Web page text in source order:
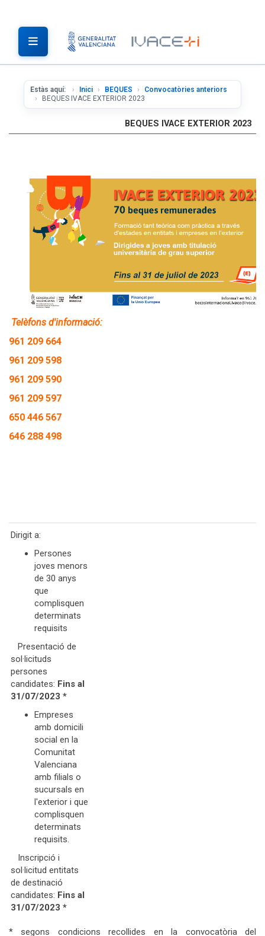
Estàs aquí: Inici BEQUES
Convocatòries anteriors
BEQUES IVACE EXTERIOR 2023
BEQUES IVACE EXTERIOR 2023
Telèfons d'informació:
961 209 664
961 209 598
961 209 590
961 209 597
650 446 567
646 288 498
Dirigit a:
Persones
joves menors
de 30 anys
que
complisquen
determinats
requisits
Presentació de
sol·licituds
persones
candidates: Fins al
31/07/2023 *
Empreses
amb domicili
social en la
Comunitat
Valenciana
amb filials o
sucursals en
l'exterior i que
complisquen
determinats
requisits.
Inscripció i
sol·licitud entitats
de destinació
candidates: Fins al
31/07/2023 *
* segons condicions recollides en la convocatòria del